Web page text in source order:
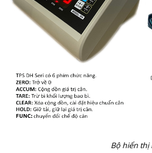
Bộ hiển thị